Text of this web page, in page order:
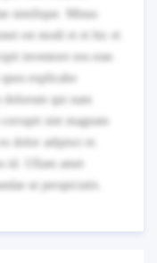
similique. Minus
est modi et et hic et
inventore eos esse.
explicabo
dolorum qui nam
sint magnam
dolor adipisci et.
id. Ullam amet
ut perspiciatis.